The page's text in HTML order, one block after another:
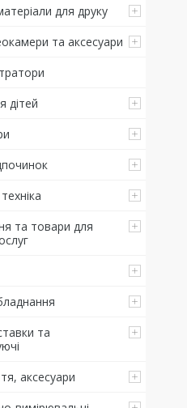
для друку
та аксесуари
дітей
та товари для
та
аксесуари